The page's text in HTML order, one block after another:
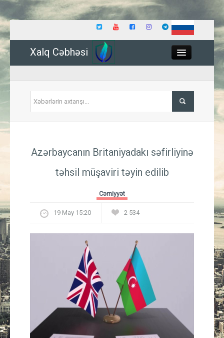
Xalq Cəbhəsi
İqtisadiyyat
Güney Azərbaycan
Mədəniyyət
Müsahibə
İdman
Azərbaycanın Britaniyadakı səfirliyinə
təhsil müşaviri təyin edilib
Cəmiyyət
19 May 15:20 2 534